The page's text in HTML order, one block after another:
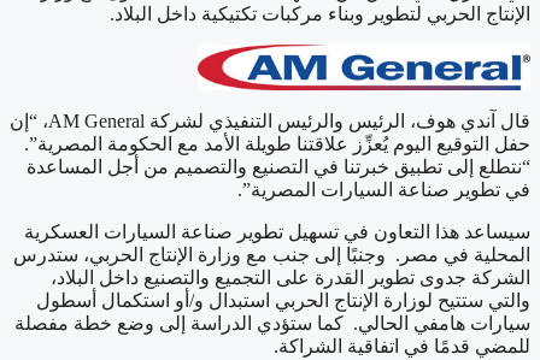
الإنتاج الحربي لتطوير وبناء مركبات تكتيكية داخل البلاد.
قال آندي هوف، الرئيس والرئيس التنفيذي لشركة AM General، “إن
حفل التوقيع اليوم يُعزِّز علاقتنا طويلة الأمد مع الحكومة المصرية”.
“نتطلع إلى تطبيق خبرتنا في التصنيع والتصميم من أجل المساعدة
في تطوير صناعة السيارات المصرية”.
سيساعد هذا التعاون في تسهيل تطوير صناعة السيارات العسكرية
المحلية في مصر. وجنبًا إلى جنب مع وزارة الإنتاج الحربي، ستدرس
الشركة جدوى تطوير القدرة على التجميع والتصنيع داخل البلاد،
والتي ستتيح لوزارة الإنتاج الحربي استبدال و/أو استكمال أسطول
سيارات هامفي الحالي. كما ستؤدي الدراسة إلى وضع خطة مفصلة
للمضي قدمًا في اتفاقية الشراكة.